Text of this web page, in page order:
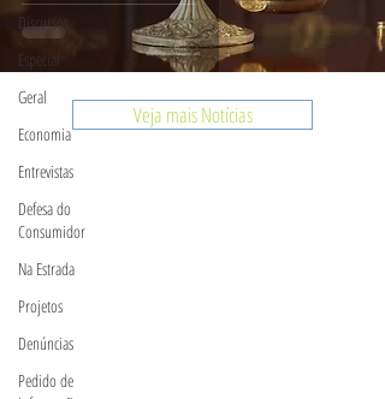
Discursos
Especial
Geral
Economia
Entrevistas
Defesa do
Consumidor
Na Estrada
Projetos
Denúncias
Pedido de
Veja mais Notícias